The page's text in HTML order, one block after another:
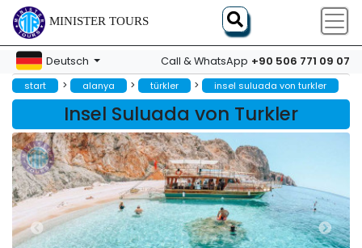
MINISTER TOURS
Deutsch Call & WhatsApp +90 506 771 09 07
start > alanya > türkler > insel suluada von turkler
Insel Suluada von Turkler